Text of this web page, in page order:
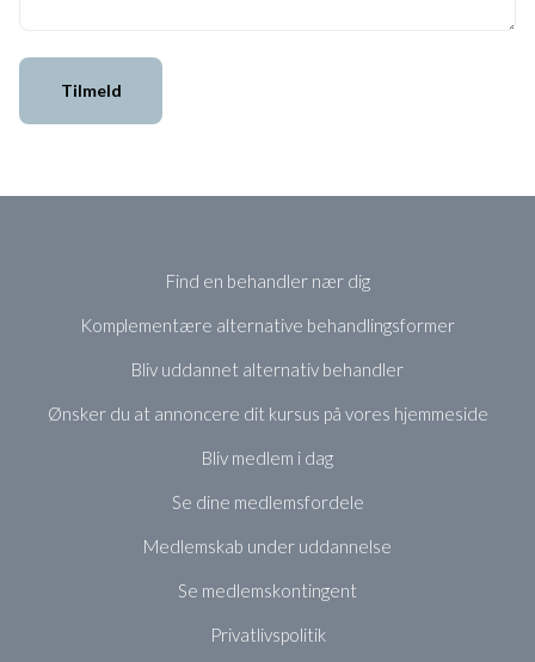
Tilmeld
Find en behandler nær dig
Komplementære alternative behandlingsformer
Bliv uddannet alternativ behandler
Ønsker du at annoncere dit kursus på vores hjemmeside
Bliv medlem i dag
Se dine medlemsfordele
Medlemskab under uddannelse
Se medlemskontingent
Privatlivspolitik